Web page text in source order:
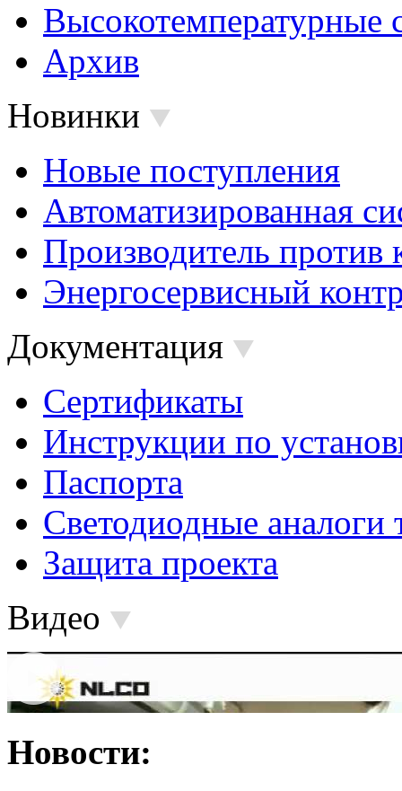
Высокотемпературные
Архив
Новинки
Новые поступления
Автоматизированная
Производитель против
Энергосервисный
Документация
Сертификаты
Инструкции по
Паспорта
Светодиодные аналоги
Защита проекта
Видео
Новости: